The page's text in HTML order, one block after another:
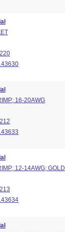
16-20AWG
12-14AWG; GOLD